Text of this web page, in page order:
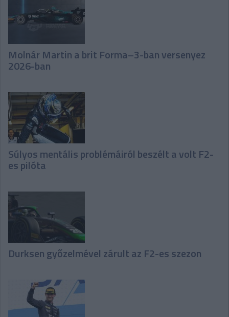
Molnár Martin a brit Forma–3-ban versenyez
2026-ban
Súlyos mentális problémáiról beszélt a volt F2-
es pilóta
Durksen győzelmével zárult az F2-es szezon